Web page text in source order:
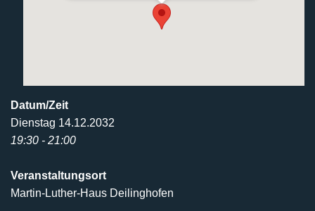
Datum/Zeit
Dienstag 14.12.2032
19:30 - 21:00
Veranstaltungsort
Martin-Luther-Haus Deilinghofen